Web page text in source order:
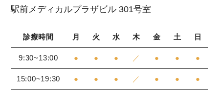
駅前メディカルプラザビル 301号室
診療時間 月 火 水 木 金 土 日
9:30~13:00 ● ● ● ／ ● ● ●
15:00~19:30 ● ● ● ／ ● ● ●